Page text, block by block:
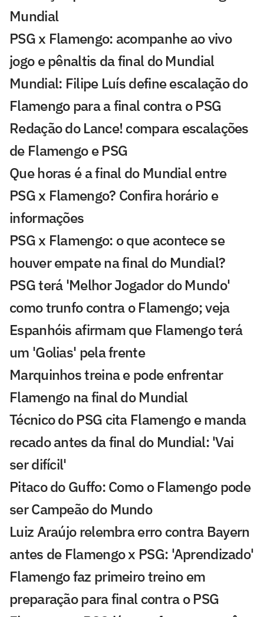
Mundial
PSG x Flamengo: acompanhe ao vivo
jogo e pênaltis da final do Mundial
Mundial: Filipe Luís define escalação do
Flamengo para a final contra o PSG
Redação do Lance! compara escalações
de Flamengo e PSG
Que horas é a final do Mundial entre
PSG x Flamengo? Confira horário e
informações
PSG x Flamengo: o que acontece se
houver empate na final do Mundial?
PSG terá 'Melhor Jogador do Mundo'
como trunfo contra o Flamengo; veja
Espanhóis afirmam que Flamengo terá
um 'Golias' pela frente
Marquinhos treina e pode enfrentar
Flamengo na final do Mundial
Técnico do PSG cita Flamengo e manda
recado antes da final do Mundial: 'Vai
ser difícil'
Pitaco do Guffo: Como o Flamengo pode
ser Campeão do Mundo
Luiz Araújo relembra erro contra Bayern
antes de Flamengo x PSG: 'Aprendizado'
Flamengo faz primeiro treino em
preparação para final contra o PSG